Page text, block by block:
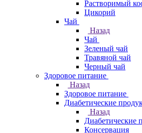
Растворимый
Цикорий
Чай
Назад
Чай
Зеленый чай
Травяной чай
Черный чай
Здоровое питание
Назад
Здоровое питание
Диабетические
Назад
Диабетические
Консервация